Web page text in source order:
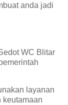
anda jadi
WC Blitar
layanan
keutamaan